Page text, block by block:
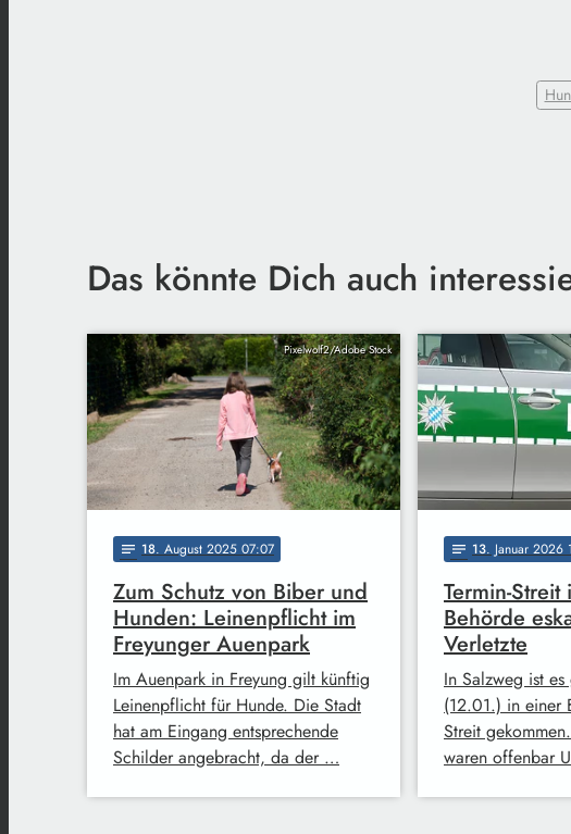
Das könnte Dich auch
Pixelwolf2/Adobe Stock
notes 18. August 2025 07:07
Zum Schutz von Biber und
Hunden: Leinenpflicht im
Freyunger Auenpark
Im Auenpark in Freyung gilt künftig
Leinenpflicht für Hunde. Die Stadt
hat am Eingang entsprechende
Schilder angebracht, da der …
notes 13. Januar 2026
Termin-
Behörde
Verletzte
In Salzweg ist
(12.01.) in einer
Streit
waren offenbar